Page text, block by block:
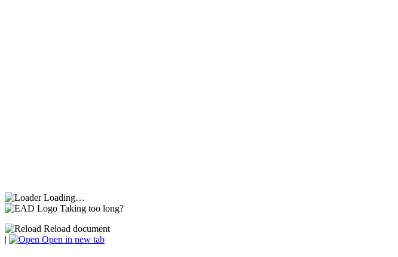
Loading…
Taking too long?
Reload document
|
Open in new tab